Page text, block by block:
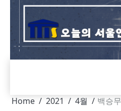
Skip
content
Home 2021 4월 백승